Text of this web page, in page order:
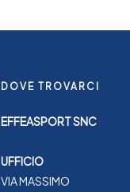
DOVE TROVARCI
EFFEASPORT SNC
UFFICIO
VIA MASSIMO